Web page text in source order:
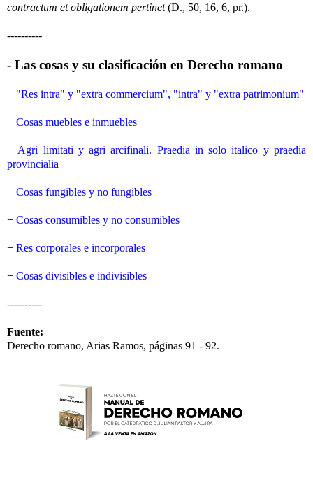
contractum et obligationem pertinet(D., 50, 16, 6, pr.).
----------
- Las cosas y su clasificación en Derecho romano
+ "Res intra" y "extra commercium", "intra" y "extra patrimonium"
+ Cosas muebles e inmuebles
+ Agri limitati y agri arcifinali. Praedia in solo italico y praedia
provincialia
+ Cosas fungibles y no fungibles
+ Cosas consumibles y no consumibles
+ Res corporales e incorporales
+ Cosas divisibles e indivisibles
----------
Fuente:
Derecho romano, Arias Ramos, páginas 91 - 92.